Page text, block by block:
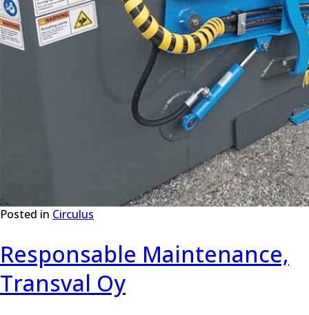
Posted in Circulus
Responsable Maintenance,
Transval Oy